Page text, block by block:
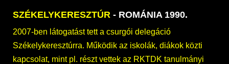
SZÉKELYKERESZTÚR - ROMÁNIA 1990.
2007-ben látogatást tett a csurgói delegáció
Székelykeresztúrra. Működik az iskolák, diákok közti
kapcsolat, mint pl. részt vettek az RKTDK tanulmányi